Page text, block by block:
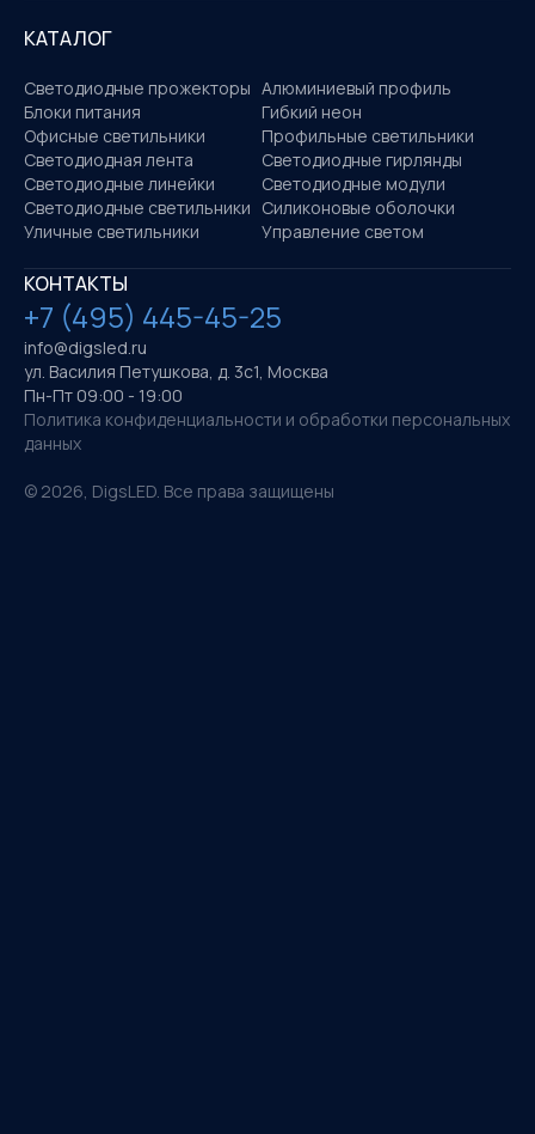
КАТАЛОГ
Светодиодные прожекторы Алюминиевый профиль
Блоки питания
Гибкий неон
Офисные светильники
Профильные светильники
Светодиодная лента
Светодиодные гирлянды
Светодиодные линейки
Светодиодные модули
Светодиодные светильники Силиконовые оболочки
Уличные светильники
Управление светом
КОНТАКТЫ
+7 (495) 445-45-25
info@digsled.ru
ул. Василия Петушкова, д. 3с1, Москва
Пн-Пт 09:00 - 19:00
Политика конфиденциальности и обработки персональных
данных
© 2026, DigsLED. Все права защищены